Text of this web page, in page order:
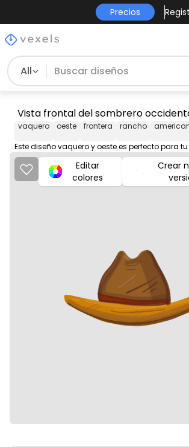
Precios
All
Vista frontal del sombrero
vaquero oeste frontera rancho
Editar
colores
Crear